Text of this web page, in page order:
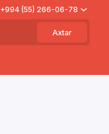
+994 (55) 266-06-78
Axtar